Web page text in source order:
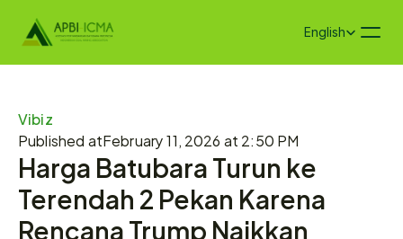
Select Language
English
Vibiz
Published atFebruary 11, 2026 at 2:50 PM
Harga Batubara Turun ke
Terendah 2 Pekan Karena
Rencana Trump Naikkan